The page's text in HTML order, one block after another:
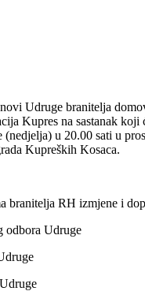
Udruge branitelja
Kupres na sastanak koji
(nedjelja) u 20.00 sati u
Kupreških Kosaca.
branitelja RH izmjene i
odbora Udruge